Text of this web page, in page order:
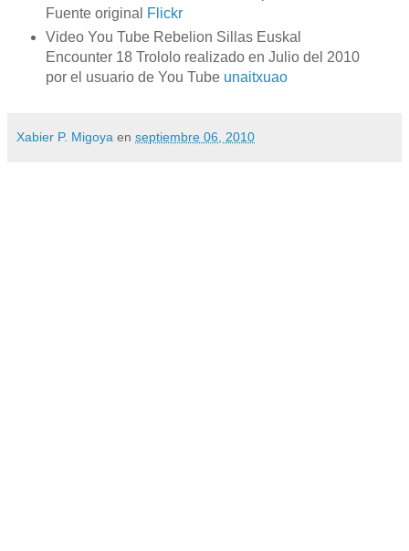
Fuente original
Flickr
Video You Tube Rebelion Sillas Euskal
Encounter 18 Trololo realizado en Julio del 2010
por el usuario de You Tube unaitxuao
Xabier P. Migoya en septiembre 06, 2010